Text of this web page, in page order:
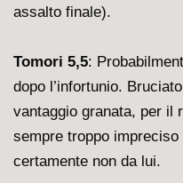
assalto finale).
Tomori 5,5:
dopo l’infortunio.
vantaggio granata, per il
sempre troppo
certamente non da lui.